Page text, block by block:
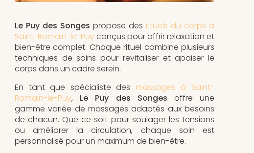
Le Puy des Songes propose des rituels du corps à
Saint-Romain-le-Puyconçus pour offrir relaxation et
bien-être complet. Chaque rituel combine plusieurs
techniques de soins pour revitaliser et apaiser le
corps dans un cadre serein.
En tant que spécialiste des massages à Saint-
Romain-le-Puy, Le Puy des Songes offre une
gamme variée de massages adaptés aux besoins
de chacun. Que ce soit pour soulager les tensions
ou améliorer la circulation, chaque soin est
personnalisé pour un maximum de bien-être.